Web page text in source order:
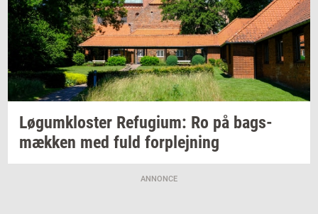
Løgum­klo­ster Re­fu­gi­um: Ro på bags­
mæk­ken med fuld for­plej­ning
ANNONCE